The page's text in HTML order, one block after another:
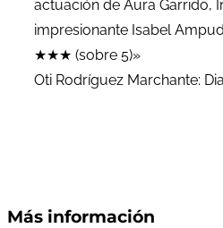
actuación de Aura Garrido,
impresionante Isabel
★★★ (sobre 5)»
Oti Rodríguez Marchante:
Más información